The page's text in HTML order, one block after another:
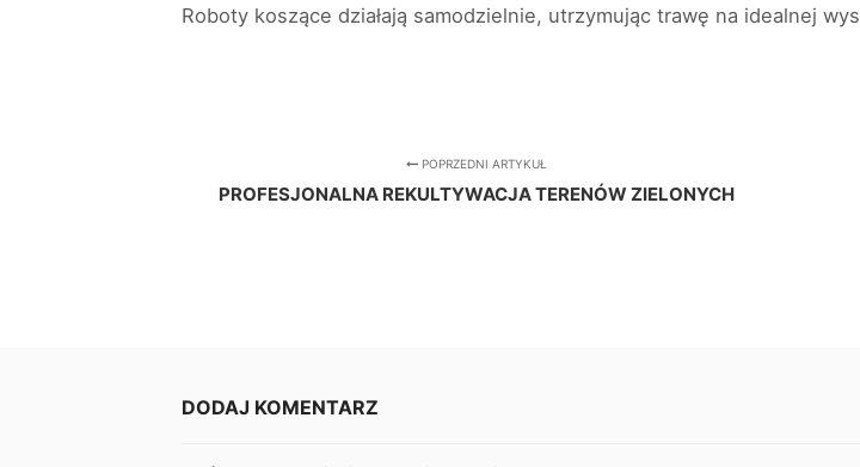
Roboty koszące działają samodzielnie, utrzymując trawę na idealnej
POPRZEDNI ARTYKUŁ
PROFESJONALNA REKULTYWACJA TERENÓW ZIELONYCH
DODAJ KOMENTARZ